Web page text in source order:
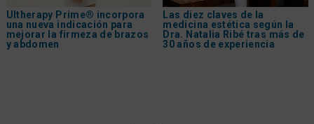
Ultherapy Prime® incorpora
una nueva indicación para
mejorar la firmeza de brazos
y abdomen
Las diez claves de la
medicina estética según la
Dra. Natalia Ribé tras más de
30 años de experiencia